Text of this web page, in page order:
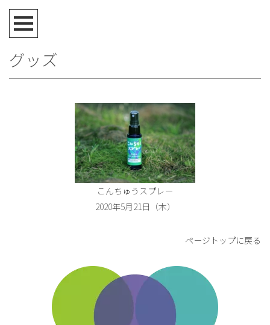
グッズ
こんちゅうスプレー
2020年5月21日（木）
ページトップに戻る